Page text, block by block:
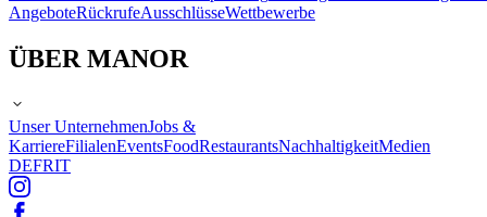
AngeboteRückrufeAusschlüsseWettbewerbe
ÜBER MANOR
Unser UnternehmenJobs &
KarriereFilialenEventsFoodRestaurantsNachhaltigkeitMedien
DEFRIT